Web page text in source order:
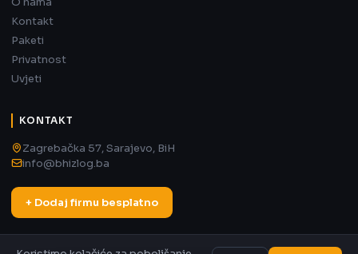
Kontakt
Paketi
Privatnost
Uvjeti
KONTAKT
Zagrebačka 57, Sarajevo, BiH
info@bhizlog.ba
+ Dodaj firmu besplatno